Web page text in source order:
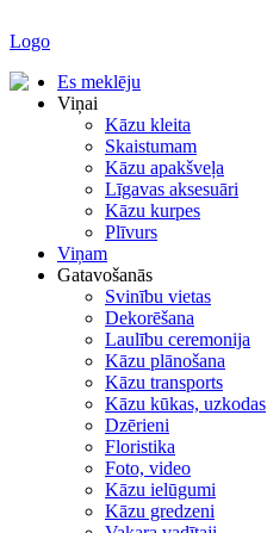
Logo
Es meklēju
Viņai
Kāzu kleita
Skaistumam
Kāzu apakšveļa
Līgavas aksesuāri
Kāzu kurpes
Plīvurs
Viņam
Gatavošanās
Svinību vietas
Dekorēšana
Laulību ceremonija
Kāzu plānošana
Kāzu transports
Kāzu kūkas, uzkodas
Dzērieni
Floristika
Foto, video
Kāzu ielūgumi
Kāzu gredzeni